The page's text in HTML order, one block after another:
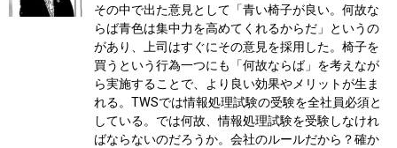
その中で出た意見として「青い椅子が良い。何故な
らば青色は集中力を高めてくれるからだ」というの
があり、上司はすぐにその意見を採用した。椅子を
買うという行為一つにも「何故ならば」を考えなが
ら実施することで、より良い効果やメリットが生ま
れる。TWSでは情報処理試験の受験を全社員必須と
している。では何故、情報処理試験を受験しなけれ
ばならないのだろうか。会社のルールだから？確か